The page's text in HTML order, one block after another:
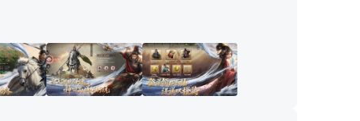
道以弱胜强等等，你可以
此不再是枯燥的调兵遣
戏生态基础上，做到不卖
未有的SLG沙盘乐趣和激